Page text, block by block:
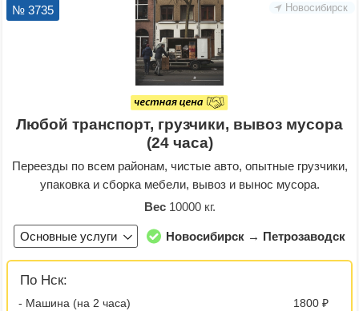
Новосибирск
№ 3735
Любой транспорт, грузчики, вывоз мусора
(24 часа)
Переезды по всем районам, чистые авто, опытные грузчики,
упаковка и сборка мебели, вывоз и вынос мусора.
Вес10000 кг.
Основные услуги Новосибирск → Петрозаводск
По Нск:
- Машина (на 2 часа)
1800 ₽